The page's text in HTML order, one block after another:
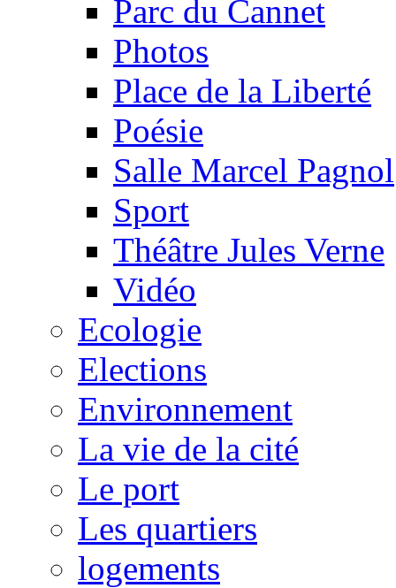
Parc du Cannet
Photos
Place de la Liberté
Poésie
Salle Marcel Pagnol
Sport
Théâtre Jules Verne
Vidéo
Ecologie
Elections
Environnement
La vie de la cité
Le port
Les quartiers
logements